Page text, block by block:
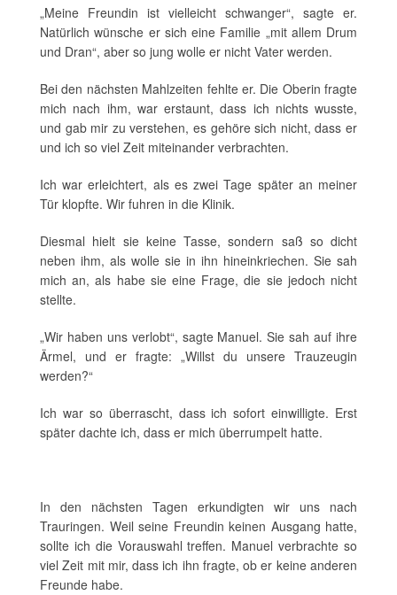
„Meine Freundin ist vielleicht schwanger“, sagte er.
Natürlich wünsche er sich eine Familie „mit allem Drum
und Dran“, aber so jung wolle er nicht Vater werden.
Bei den nächsten Mahlzeiten fehlte er. Die Oberin fragte
mich nach ihm, war erstaunt, dass ich nichts wusste,
und gab mir zu verstehen, es gehöre sich nicht, dass er
und ich so viel Zeit miteinander verbrachten.
Ich war erleichtert, als es zwei Tage später an meiner
Tür klopfte. Wir fuhren in die Klinik.
Diesmal hielt sie keine Tasse, sondern saß so dicht
neben ihm, als wolle sie in ihn hineinkriechen. Sie sah
mich an, als habe sie eine Frage, die sie jedoch nicht
stellte.
„Wir haben uns verlobt“, sagte Manuel. Sie sah auf ihre
Ärmel, und er fragte: „Willst du unsere Trauzeugin
werden?“
Ich war so überrascht, dass ich sofort einwilligte. Erst
später dachte ich, dass er mich überrumpelt hatte.
In den nächsten Tagen erkundigten wir uns nach
Trauringen. Weil seine Freundin keinen Ausgang hatte,
sollte ich die Vorauswahl treffen. Manuel verbrachte so
viel Zeit mit mir, dass ich ihn fragte, ob er keine anderen
Freunde habe.